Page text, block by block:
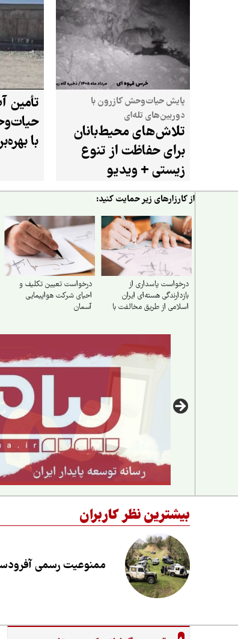
پایش حیات‌وحش کازرون با
دوربین‌های تله‌ای
تلاش‌های محیط‌بانان
برای حفاظت از تنوع
زیستی + ویدیو
تأمین
با
از کارزارهای زیر حمایت کنید:
درخواست پاسداری از
بازدارندگی هسته‌ای ایران
اسلامی از طریق مخالفت با
درخواست تعیین تکلیف و
احیای شرکت هواپیمایی
آسمان
بیشترین نظر کاربران
ممنوعیت رسمی